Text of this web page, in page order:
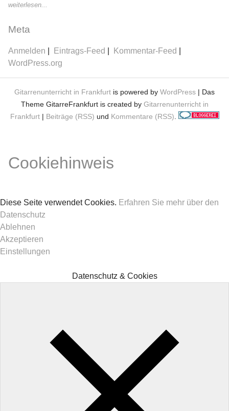
weiterlesen...
Meta
Anmelden Eintrags-Feed
Kommentar-Feed
WordPress.org
Gitarrenunterricht in Frankfurt is powered by WordPress | Das
Theme GitarreFrankfurt is created by Gitarrenunterricht in
Frankfurt| Beiträge (RSS) und Kommentare (RSS)
Cookiehinweis
Diese Seite verwendet Cookies. Erfahren Sie mehr über den
Datenschutz
Ablehnen
Akzeptieren
Einstellungen
Datenschutz & Cookies